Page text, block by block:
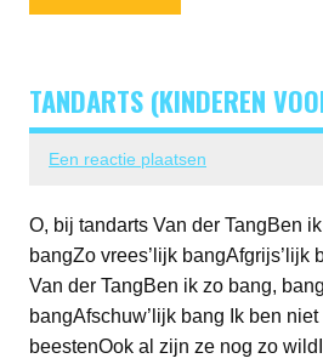
TANDARTS (KINDEREN
Een reactie plaatsen
O, bij tandarts Van der TangBen
bangZo vrees’lijk bangAfgrijs’lijk
Van der TangBen ik zo bang,
bangAfschuw’lijk bang Ik ben
beestenOok al zijn ze nog zo